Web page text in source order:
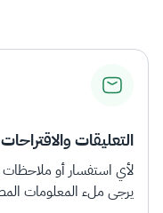
التعليقات والاقتراحات
لأي استفسار أو
يرجى ملء المعلومات